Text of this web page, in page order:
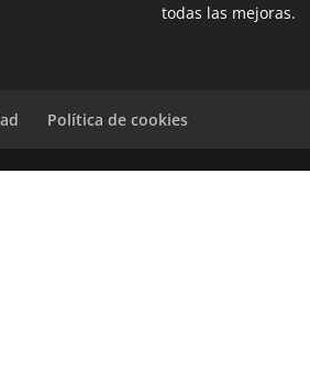
todas las mejoras.
Política de cookies